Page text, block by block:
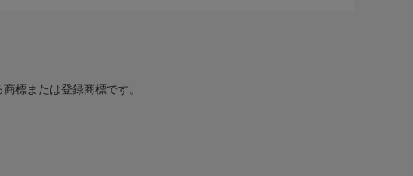
標または登録商標です。